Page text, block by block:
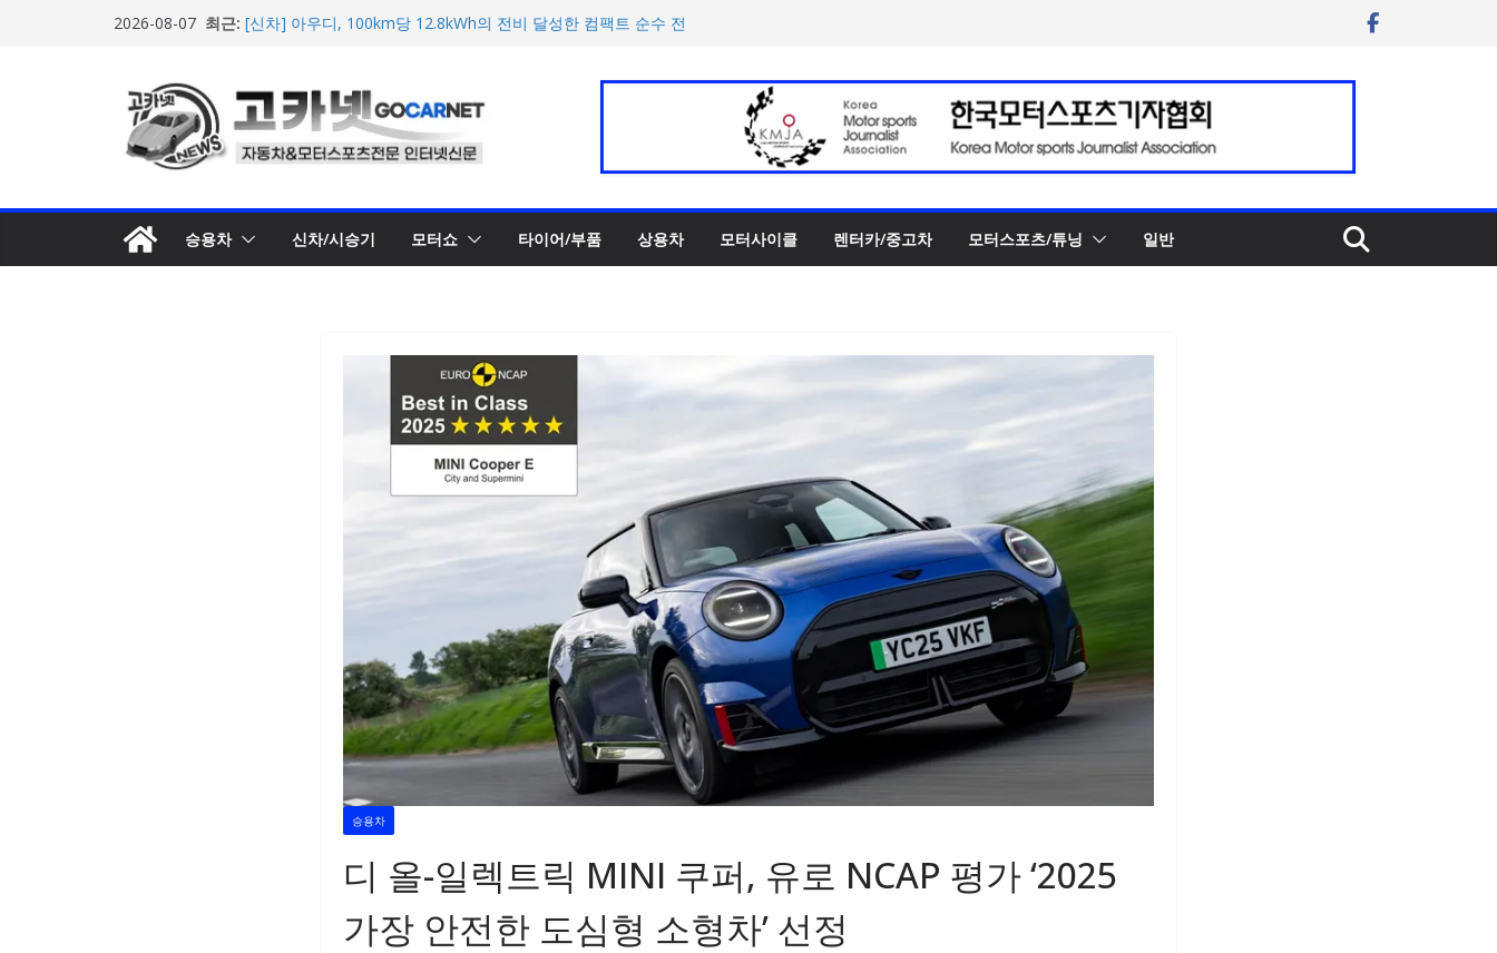
2026-08-07 최근: 계약 연장 발표
현대차, 8세대 완전변경 ‘디 올 뉴 아반떼’ 주요 사양 및 가격 공
개… 본격 계약 개시
2026년 7월 국내 수입 승용차 신규 등록 전년 대비 14.3% 증가
한국타이어, 안전한 여름철 주행 위한 타이어 관리법 제안
승용차 신차/시승기 모터쇼 타이어/부품 상용차 모터사이클 렌터카/중고차 모터스포츠/튜닝 일반
승용차
디 올-일렉트릭 MINI 쿠퍼, 유로 NCAP 평가 ‘2025
가장 안전한 도심형 소형차’ 선정